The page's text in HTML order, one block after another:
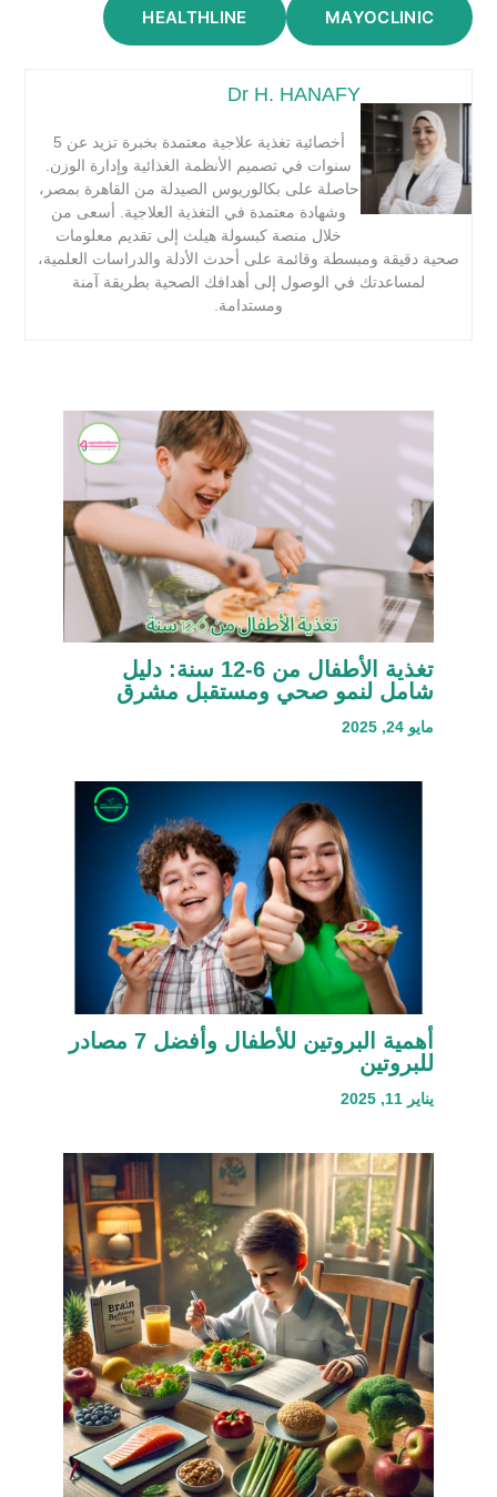
MAYOCLINIC
HEALTHLINE
Dr H. HANAFY
أخصائية تغذية علاجية معتمدة بخبرة تزيد عن 5
سنوات في تصميم الأنظمة الغذائية وإدارة الوزن.
حاصلة على بكالوريوس الصيدلة من القاهرة بمصر،
وشهادة معتمدة في التغذية العلاجية. أسعى من
خلال منصة كبسولة هيلث إلى تقديم معلومات
صحية دقيقة ومبسطة وقائمة على أحدث الأدلة والدراسات العلمية،
لمساعدتك في الوصول إلى أهدافك الصحية بطريقة آمنة
ومستدامة.
تغذية الأطفال من 6-12 سنة: دليل
شامل لنمو صحي ومستقبل مشرق
مايو 24, 2025
أهمية البروتين للأطفال وأفضل 7 مصادر
للبروتين
يناير 11, 2025